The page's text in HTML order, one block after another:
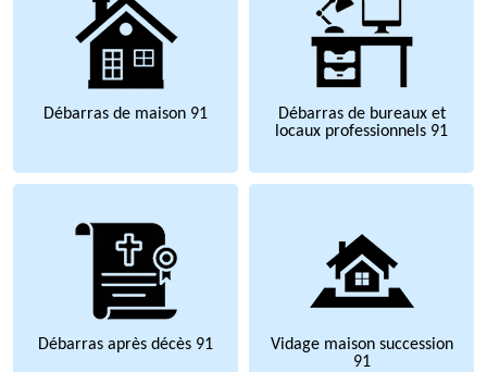
Débarras de maison 91
Débarras de bureaux et
locaux professionnels 91
Débarras après décès 91
Vidage maison succession
91